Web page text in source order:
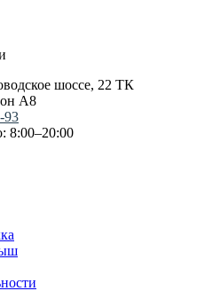
шоссе, 22 ТК
А8
93
8:00–20:00